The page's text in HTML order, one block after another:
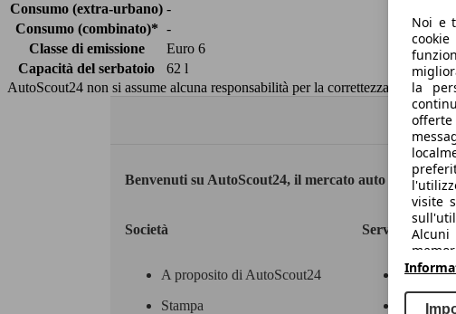
Consumo (extra-urbano) -
Consumo (combinato)* -
Classe di emissione
Euro 6
Capacità del serbatoio
62 l
AutoScout24 non si assume alcuna responsabilità per la correttezza dei dati.
Benvenuti su AutoScout24, il mercato auto europeo.
Società
A proposito di AutoScout24
Stampa
Servizi
Contatti
Marche
Noi e
la
offerte
visite